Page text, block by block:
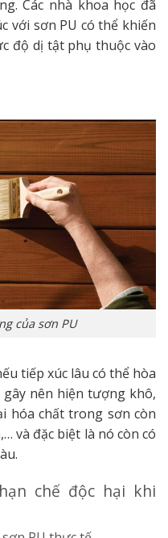
Các nhà khoa học đã
với sơn PU có thể khiến
độ dị tật phụ thuộc vào
của sơn PU
tiếp xúc lâu có thể hòa
nên hiện tượng khô,
hóa chất trong sơn còn
và đặc biệt là nó còn có
chế độc hại khi